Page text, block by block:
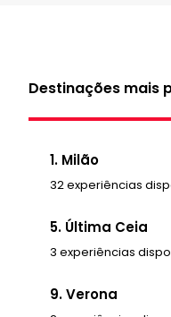
Destinações mais
1. Milão
32 experiências
5. Última Ceia
3 experiências
9. Verona